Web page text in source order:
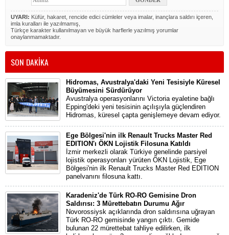
UYARI: Küfür, hakaret, rencide edici cümleler veya imalar, inançlara saldırı içeren,
imla kuralları ile yazılmamış,
Türkçe karakter kullanılmayan ve büyük harflerle yazılmış yorumlar
onaylanmamaktadır.
SON DAKİKA
Hidromas, Avustralya'daki Yeni Tesisiyle Küresel
Büyümesini Sürdürüyor
Avustralya operasyonlarını Victoria eyaletine bağlı
Epping'deki yeni tesisinin açılışıyla güçlendiren
Hidromas, küresel çapta genişlemeye devam ediyor.
Ege Bölgesi'nin ilk Renault Trucks Master Red
EDITION'ı ÖKN Lojistik Filosuna Katıldı
İzmir merkezli olarak Türkiye genelinde parsiyel
lojistik operasyonları yürüten ÖKN Lojistik, Ege
Bölgesi'nin ilk Renault Trucks Master Red EDITION
panelvanını filosuna kattı.
Karadeniz'de Türk RO-RO Gemisine Dron
Saldırısı: 3 Mürettebatın Durumu Ağır
Novorossiysk açıklarında dron saldırısına uğrayan
Türk RO-RO gemisinde yangın çıktı. Gemide
bulunan 22 mürettebat tahliye edilirken, ilk